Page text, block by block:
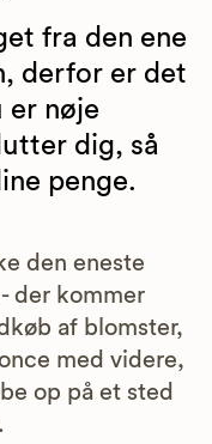
fra den ene
derfor er det
er nøje
dig, så
penge.
den eneste
der kommer
af blomster,
med videre,
op på et sted